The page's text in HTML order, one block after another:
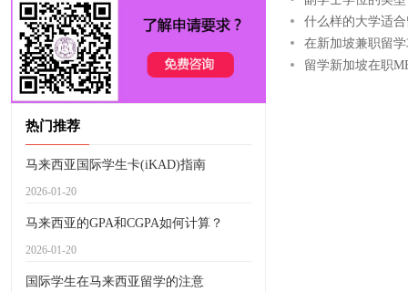
热门推荐
马来西亚国际学生卡(iKAD)指南
2026-01-20
马来西亚的GPA和CGPA如何计算？
2026-01-20
国际学生在马来西亚留学的注意
什么样的大学适
在新加坡兼职留
留学新加坡在职